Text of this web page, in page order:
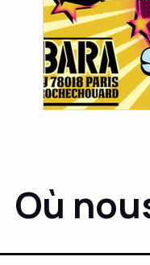
Où